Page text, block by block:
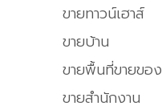
ขายทาวน์เฮาส์
ขายบ้าน
ขายพื้นที่ขายของ
ขายสำนักงาน